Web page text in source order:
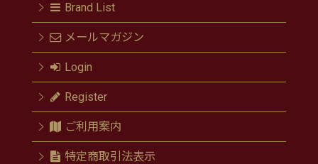
Brand List
メールマガジン
Login
Register
ご利用案内
特定商取引法表示